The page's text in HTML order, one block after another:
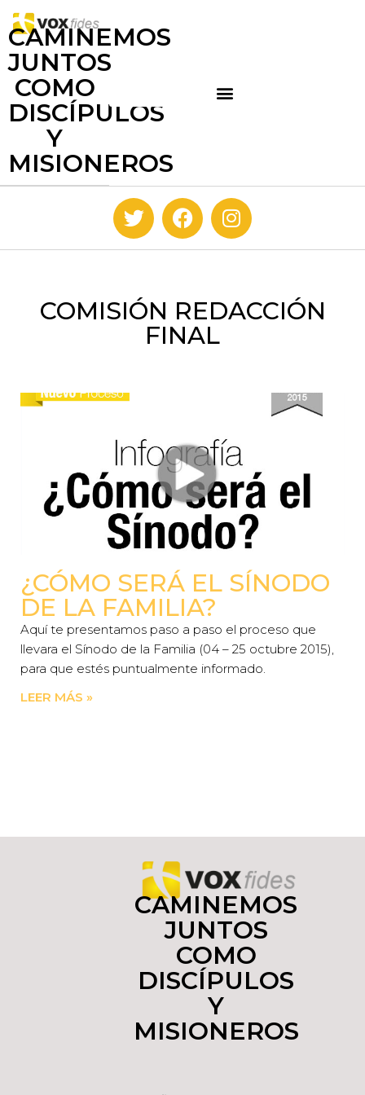
CAMINEMOS
JUNTOS
COMO
DISCÍPULOS
Y
MISIONEROS
COMISIÓN REDACCIÓN
FINAL
¿CÓMO SERÁ EL SÍNODO
DE LA FAMILIA?
Aquí te presentamos paso a paso el proceso que
llevara el Sínodo de la Familia (04 – 25 octubre 2015),
para que estés puntualmente informado.
LEER MÁS »
CAMINEMOS
JUNTOS
COMO
DISCÍPULOS
Y
MISIONEROS